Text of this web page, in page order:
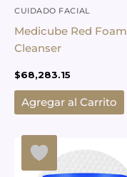
CUIDADO FACIAL
Medicube Red Foam
Cleanser
$68,283.15
Agregar al Carrito